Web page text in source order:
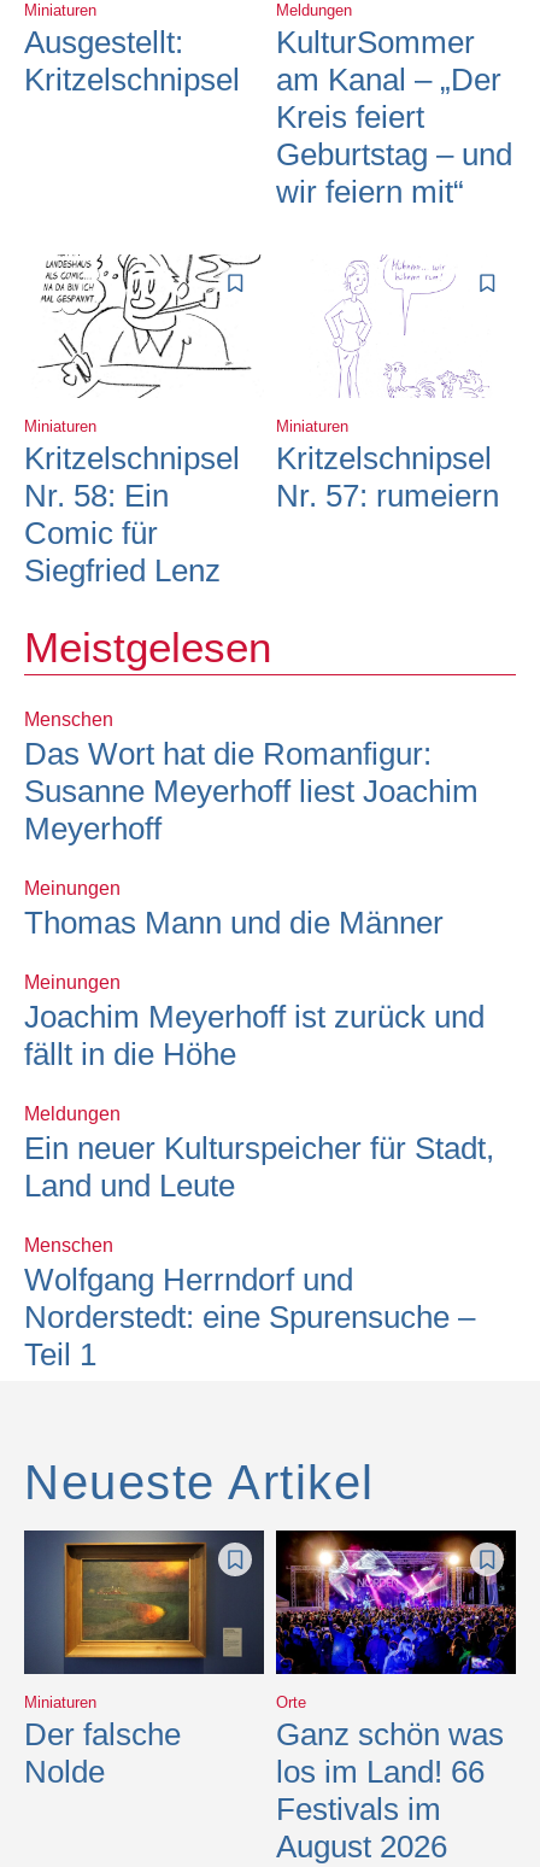
Miniaturen
Ausgestellt:
Kritzelschnipsel
Meldungen
KulturSommer
am Kanal – „Der
Kreis feiert
Geburtstag – und
wir feiern mit“
Miniaturen
Kritzelschnipsel
Nr. 58: Ein
Comic für
Siegfried Lenz
Miniaturen
Kritzelschnipsel
Nr. 57: rumeiern
Meistgelesen
Menschen
Das Wort hat die Romanfigur:
Susanne Meyerhoff liest Joachim
Meyerhoff
Meinungen
Thomas Mann und die Männer
Meinungen
Joachim Meyerhoff ist zurück und
fällt in die Höhe
Meldungen
Ein neuer Kulturspeicher für Stadt,
Land und Leute
Menschen
Wolfgang Herrndorf und
Norderstedt: eine Spurensuche –
Teil 1
Neueste Artikel
Miniaturen
Der falsche
Nolde
Orte
Ganz schön was
los im Land! 66
Festivals im
August 2026